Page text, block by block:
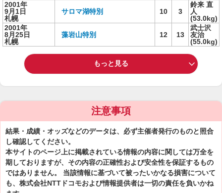
2001年
9月1日
札幌
サロマ湖特別 10 3
鈴来 直
人
(53.0kg)
2001年
8月25日
札幌
藻岩山特別 12 13
武士沢
友治
(55.0kg)
もっと見る
注意事項
結果・成績・オッズなどのデータは、必ず主催者発行のものと照合
し確認してください。
本サイトのページ上に掲載されている情報の内容に関しては万全を
期しておりますが、その内容の正確性および安全性を保証するもの
ではありません。 当該情報に基づいて被ったいかなる損害について
も、株式会社NTTドコモおよび情報提供者は一切の責任を負いかね